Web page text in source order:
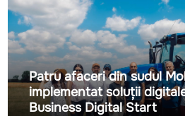
Patru afaceri din sudul
implementat soluții
Business Digital Start